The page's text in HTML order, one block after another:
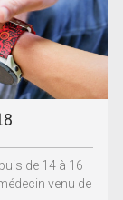
de 14 à 16
venu de